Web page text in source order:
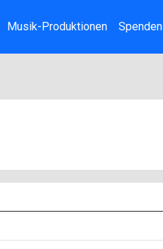
Musik-Produktionen Spenden